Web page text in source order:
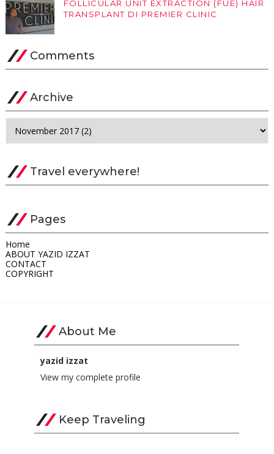
FOLLICULAR UNIT EXTRACTION (FUE) HAIR
TRANSPLANT DI PREMIER CLINIC
Comments
Archive
Travel everywhere!
Pages
Home
ABOUT YAZID IZZAT
CONTACT
COPYRIGHT
About Me
yazid izzat
View my complete profile
Keep Traveling